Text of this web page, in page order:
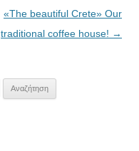
«The beautiful Crete» Our
traditional coffee house! →